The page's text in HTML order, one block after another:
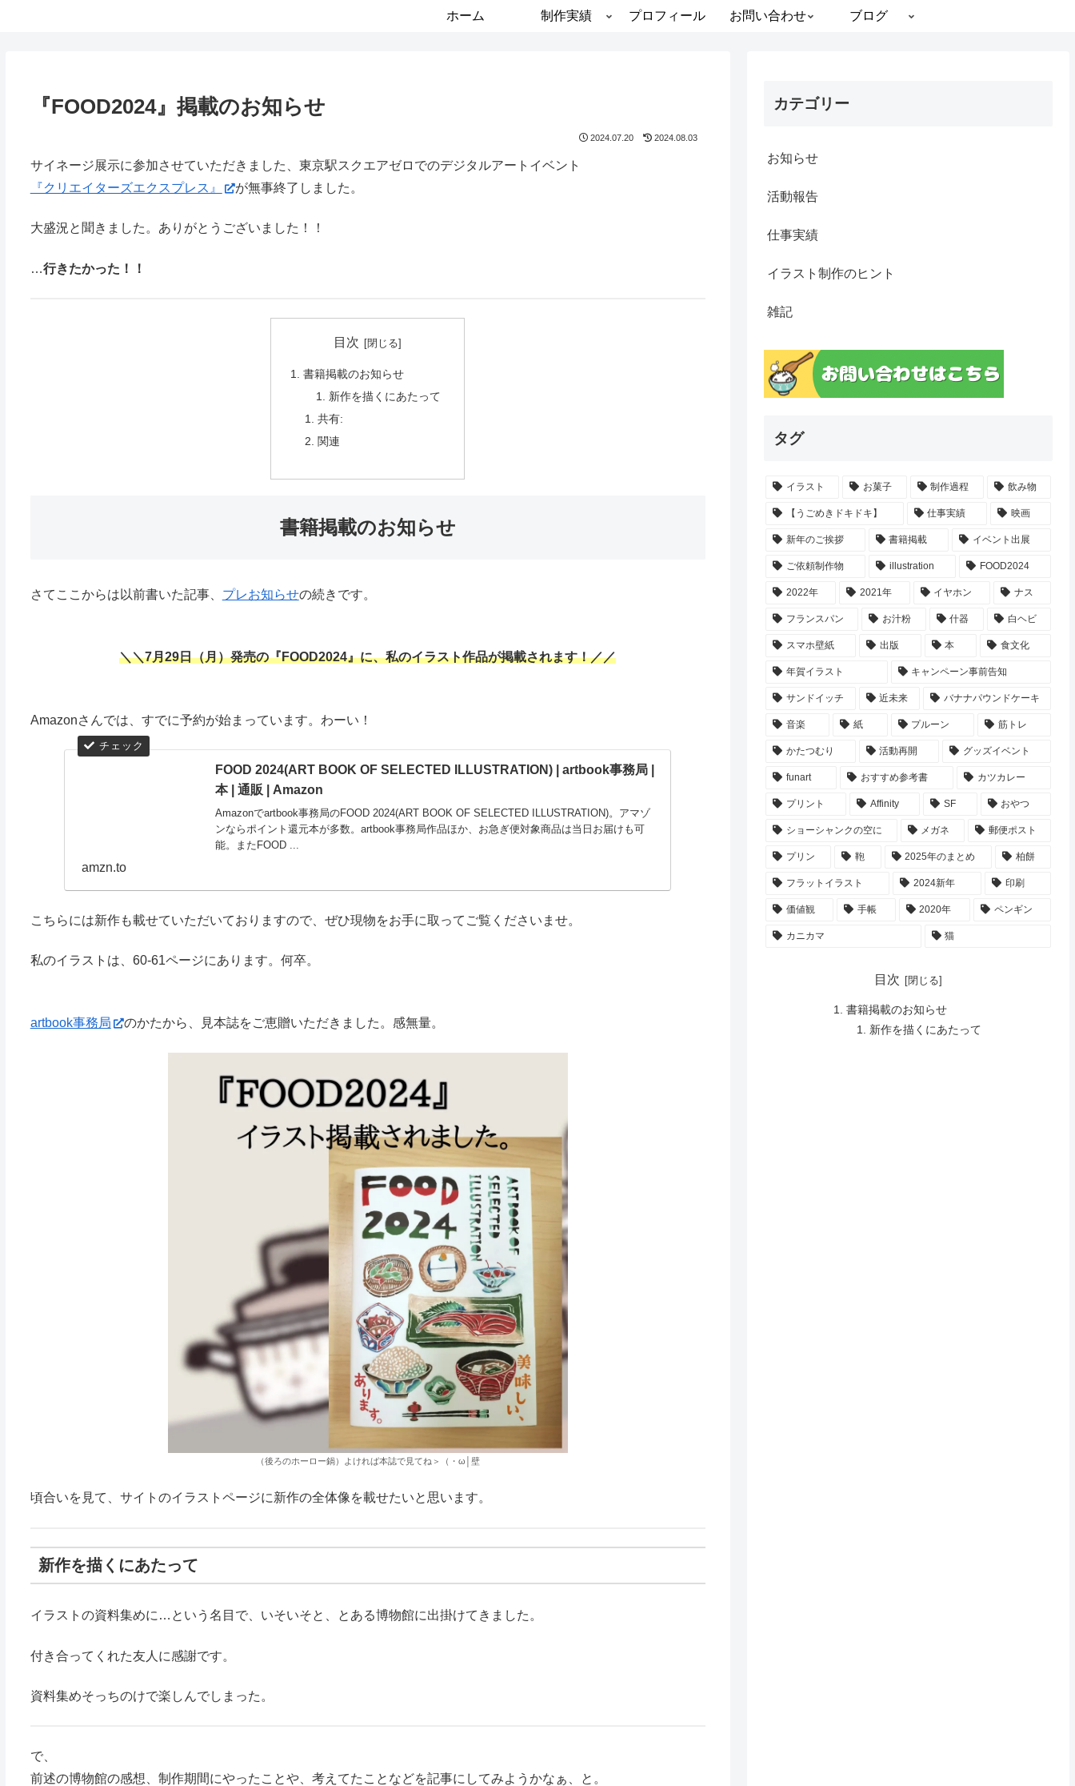
ホーム 制作実績 プロフィール お問い合わせ ブログ
『FOOD2024』掲載のお知らせ
2024.07.20 2024.08.03
サイネージ展示に参加させていただきました、東京駅スクエアゼロでのデジタルアートイベント
『クリエイターズエクスプレス』
が無事終了しました。
大盛況と聞きました。ありがとうございました！！
…行きたかった！！
目次
書籍掲載のお知らせ
新作を描くにあたって
共有:
関連
書籍掲載のお知らせ
さてここからは以前書いた記事、 プレお知らせの続きです。
＼＼7月29日（月）発売の『FOOD2024』に、私のイラスト作品が掲載されます！／／
Amazonさんでは、すでに予約が始まっています。わーい！
FOOD 2024(ART BOOK OF SELECTED ILLUSTRATION) | artbook事務局 |
本 | 通販 | Amazon
Amazonでartbook事務局のFOOD 2024(ART BOOK OF SELECTED ILLUSTRATION)。アマゾ
ンならポイント還元本が多数。artbook事務局作品ほか、お急ぎ便対象商品は当日お届けも可
能。またFOOD ...
amzn.to
こちらには新作も載せていただいておりますので、ぜひ現物をお手に取ってご覧くださいませ。
私のイラストは、60-61ページにあります。何卒。
artbook事務局 のかたから、見本誌をご恵贈いただきました。感無量。
（後ろのホーロー鍋）よければ本誌で見てね＞（・ω│壁
頃合いを見て、サイトのイラストページに新作の全体像を載せたいと思います。
新作を描くにあたって
イラストの資料集めに…という名目で、いそいそと、とある博物館に出掛けてきました。
付き合ってくれた友人に感謝です。
資料集めそっちのけで楽しんでしまった。
で、
前述の博物館の感想、制作期間にやったことや、考えてたことなどを記事にしてみようかなぁ、と。
カテゴリー
お知らせ
活動報告
仕事実績
イラスト制作のヒント
雑記
タグ
イラスト お菓子 制作過程 飲み物
【うごめきドキドキ】 仕事実績 映画
新年のご挨拶 書籍掲載 イベント出展
ご依頼制作物 illustration FOOD2024
2022年 2021年 イヤホン ナス
フランスパン お汁粉 什器 白ヘビ
スマホ壁紙 出版 本 食文化
年賀イラスト キャンペーン事前告知
サンドイッチ 近未来 バナナパウンドケーキ
音楽 紙 プルーン 筋トレ
かたつむり 活動再開 グッズイベント
funart おすすめ参考書 カツカレー
プリント Affinity SF おやつ
ショーシャンクの空に メガネ 郵便ポスト
プリン 鞄 2025年のまとめ 柏餅
フラットイラスト 2024新年 印刷
価値観 手帳 2020年 ペンギン
カニカマ 猫
目次
書籍掲載のお知らせ
新作を描くにあたって